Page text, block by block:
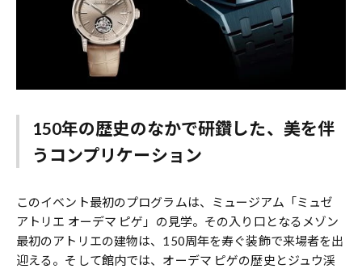
150年の歴史のなかで研鑽した、美を伴
うコンプリケーション
このイベント最初のプログラムは、ミュージアム「ミュゼ
アトリエ オーデマ ピゲ」の見学。その入り口となるメゾン
最初のアトリエの建物は、150周年を寿ぐ装飾で来場者を出
迎える。そして館内では、オーデマ ピゲの歴史とジュウ渓